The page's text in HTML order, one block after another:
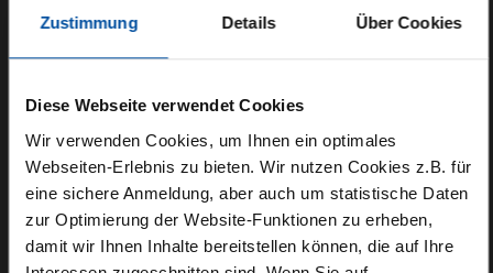
Zustimmung Details Über Cookies
Diese Webseite verwendet Cookies
Wir verwenden Cookies, um Ihnen ein optimales
Webseiten-Erlebnis zu bieten. Wir nutzen Cookies z.B. für
eine sichere Anmeldung, aber auch um statistische Daten
zur Optimierung der Website-Funktionen zu erheben,
damit wir Ihnen Inhalte bereitstellen können, die auf Ihre
Produktverluste bei gleichzeitig höherem Ertrag
nahezu realen Produktionsbedingungen, um
Ausschuss zu minimieren und Stillstandzeiten
zu vermeiden. Erfüllung von
Nachhaltigkeitszielen durch
ressourcenschonende und effiziente